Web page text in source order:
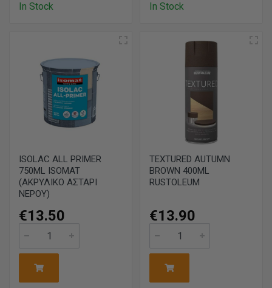
In Stock In Stock
ISOLAC ALL PRIMER
750ML ISOMAT
(ΑΚΡΥΛΙΚΟ ΑΣΤΑΡΙ
ΝΕΡΟΥ)
€13.50
TEXTURED AUTUMN
BROWN 400ML
RUSTOLEUM
€13.90